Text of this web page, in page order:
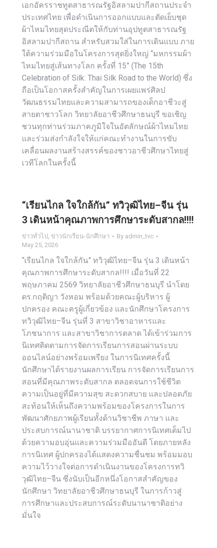
เอกอัครราชทูตสาธารณรัฐอิสลามปากีสถานประจำ
ประเทศไทย เพื่อดำเนินการออกแบบและตัดเย็บชุด
ผ้าไหมไทยสุดประณีตให้กับท่านอุปทูตสาธารณรัฐ
อิสลามปากีสถาน สำหรับสวมใส่ในการเดินแบบ ภาย
ใต้ความร่วมมือในโครงการสุดยิ่งใหญ่ “มหกรรมผ้า
ไหมไทยสู่เส้นทางโลก ครั้งที่ 15” (The 15th
Celebration of Silk: Thai Silk Road to the World) ซึ่ง
ถือเป็นโอกาสครั้งสำคัญในการเผยแพร่ศิลป
วัฒนธรรมไทยและความสามารถของเด็กอาชีวะสู่
สายตาชาวโลก วิทยาลัยอาชีวศึกษาธนบุรี ขอเชิญ
ชวนทุกท่านร่วมภาคภูมิใจในอัตลักษณ์ผ้าไหมไทย
และร่วมส่งกำลังใจให้แก่คณะทำงานในการขับ
เคลื่อนผลงานสร้างสรรค์ของชาวอาชีวศึกษาไทยสู่
เวทีโลกในครั้งนี้
“เรียนไกล ใจใกล้กัน” ทวิวุฒิไทย–จีน รุ่น
3 เดินหน้าคุณภาพการศึกษาระดับสากล!!!!
ข่าวทั่วไป, ข่าวนักเรียน-นักศึกษา By admin_tvc
May 25, 2026
“เรียนไกล ใจใกล้กัน” ทวิวุฒิไทย–จีน รุ่น 3 เดินหน้า
คุณภาพการศึกษาระดับสากล!!!! เมื่อวันที่ 22
พฤษภาคม 2569 วิทยาลัยอาชีวศึกษาธนบุรี นำโดย
ดร.กฤติญา วังหอม พร้อมด้วยคณะผู้บริหาร ผู้
ปกครอง คณะครูผู้เกี่ยวข้อง และนักศึกษาโครงการ
ทวิวุฒิไทย–จีน รุ่นที่ 3 สาขาวิชาอาหารและ
โภชนาการ และสาขาวิชาการตลาด ได้เข้าร่วมการ
นิเทศติดตามการจัดการเรียนการสอนผ่านระบบ
ออนไลน์อย่างพร้อมเพรียง ในการนิเทศครั้งนี้
นักศึกษาได้รายงานผลการเรียน การจัดการเรียนการ
สอนที่มีคุณภาพระดับสากล ตลอดจนการใช้ชีวิต
ความเป็นอยู่ที่มีความสุข สะดวกสบาย และปลอดภัย
สะท้อนให้เห็นถึงความพร้อมของโครงการในการ
พัฒนาศักยภาพผู้เรียนทั้งด้านวิชาชีพ ภาษา และ
ประสบการณ์นานาชาติ บรรยากาศการนิเทศเต็มไป
ด้วยความอบอุ่นและความร่วมมืออันดี โดยภายหลัง
การนิเทศ ผู้ปกครองได้แสดงความชื่นชม พร้อมมอบ
ความไว้วางใจต่อการดำเนินงานของโครงการทวิ
วุฒิไทย–จีน ซึ่งนับเป็นอีกหนึ่งโอกาสสำคัญของ
นักศึกษา วิทยาลัยอาชีวศึกษาธนบุรี ในการก้าวสู่
การศึกษาและประสบการณ์ระดับนานาชาติอย่าง
มั่นใจ